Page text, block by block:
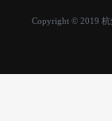
Copyright © 2019